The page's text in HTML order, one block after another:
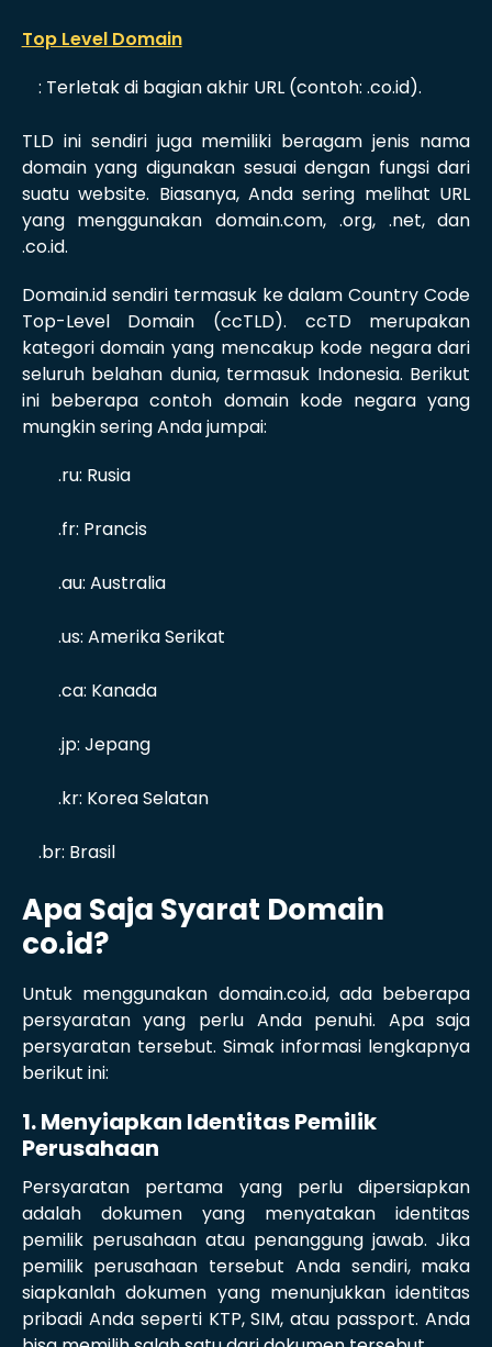
Top Level Domain
: Terletak di bagian akhir URL (contoh: .co.id).
TLD ini sendiri juga memiliki beragam jenis nama
domain yang digunakan sesuai dengan fungsi dari
suatu website. Biasanya, Anda sering melihat URL
yang menggunakan domain.com, .org, .net, dan
.co.id.
Domain.id sendiri termasuk ke dalam Country Code
Top-Level Domain (ccTLD). ccTD merupakan
kategori domain yang mencakup kode negara dari
seluruh belahan dunia, termasuk Indonesia. Berikut
ini beberapa contoh domain kode negara yang
mungkin sering Anda jumpai:
.ru: Rusia
.fr: Prancis
.au: Australia
.us: Amerika Serikat
.ca: Kanada
.jp: Jepang
.kr: Korea Selatan
.br: Brasil
Apa Saja Syarat Domain
co.id?
Untuk menggunakan domain.co.id, ada beberapa
persyaratan yang perlu Anda penuhi. Apa saja
persyaratan tersebut. Simak informasi lengkapnya
berikut ini:
1. Menyiapkan Identitas Pemilik
Perusahaan
Persyaratan pertama yang perlu dipersiapkan
adalah dokumen yang menyatakan identitas
pemilik perusahaan atau penanggung jawab. Jika
pemilik perusahaan tersebut Anda sendiri, maka
siapkanlah dokumen yang menunjukkan identitas
pribadi Anda seperti KTP, SIM, atau passport. Anda